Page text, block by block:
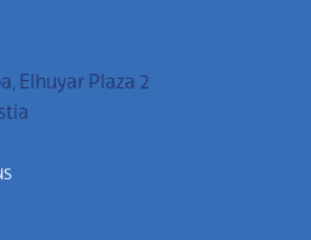
Elhuyar Plaza 2